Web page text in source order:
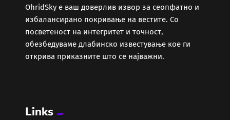
Локално
Македонија
Музика
ОhridSky е ваш доверлив извор за сеопфатно и
избалансирано покривање на вестите. Со
посветеност на интегритет и точност,
обезбедуваме длабинско известување кое ги
открива приказните што се најважни.
Links